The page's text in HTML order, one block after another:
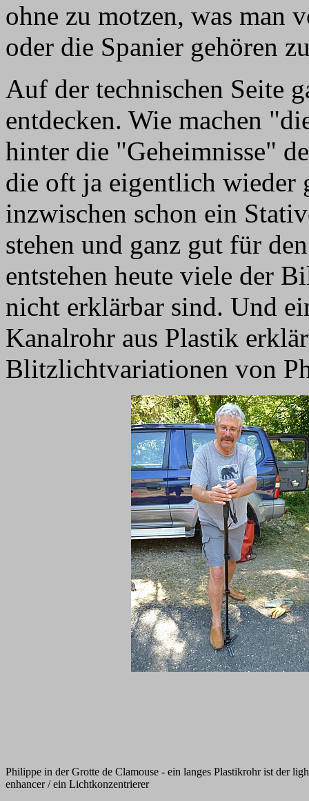
ohne zu motzen, was man
oder die Spanier gehören
Auf der technischen Seite
entdecken. Wie machen
hinter die "Geheimnisse"
die oft ja eigentlich wieder
inzwischen schon ein
stehen und ganz gut für
entstehen heute viele der
nicht erklärbar sind. Und
Kanalrohr aus Plastik
Blitzlichtvariationen von
Philippe in der Grotte de Clamouse - ein langes Plastikrohr ist der
enhancer / ein Lichtkonzentrierer